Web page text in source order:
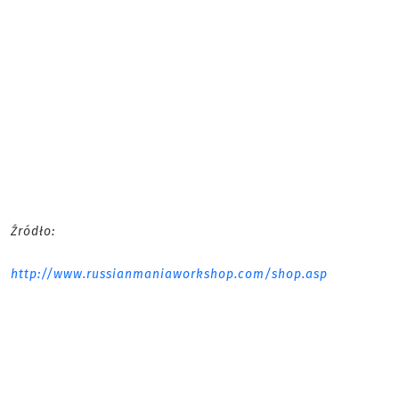
Źródło:
http://www.russianmaniaworkshop.com/shop.asp